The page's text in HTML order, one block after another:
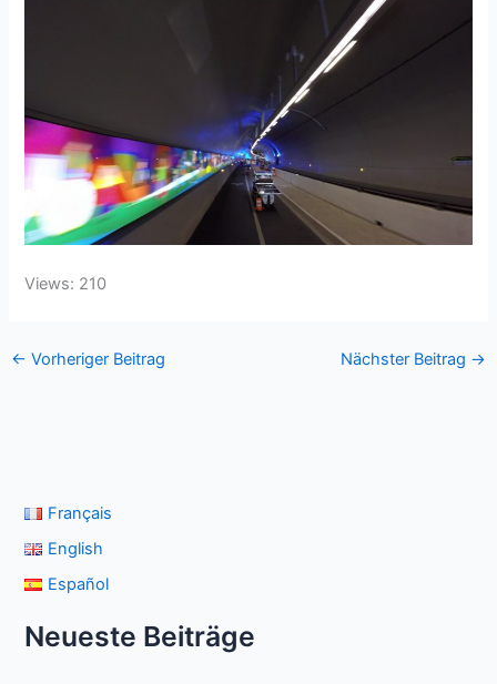
Views: 210
← Vorheriger Beitrag Nächster Beitrag →
Français
English
Español
Neueste Beiträge